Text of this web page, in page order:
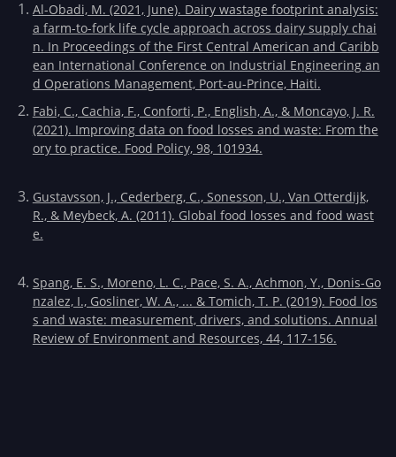
Al-Obadi, M. (2021, June). Dairy wastage footprint analysis:
a farm-to-fork life cycle approach across dairy supply chai
n. In Proceedings of the First Central American and Caribb
ean International Conference on Industrial Engineering an
d Operations Management, Port-au-Prince, Haiti.
Fabi, C., Cachia, F., Conforti, P., English, A., & Moncayo, J. R.
(2021). Improving data on food losses and waste: From the
ory to practice. Food Policy, 98, 101934.
Gustavsson, J., Cederberg, C., Sonesson, U., Van Otterdijk,
R., & Meybeck, A. (2011). Global food losses and food wast
e.
Spang, E. S., Moreno, L. C., Pace, S. A., Achmon, Y., Donis-Go
nzalez, I., Gosliner, W. A., ... & Tomich, T. P. (2019). Food los
s and waste: measurement, drivers, and solutions. Annual
Review of Environment and Resources, 44, 117-156.